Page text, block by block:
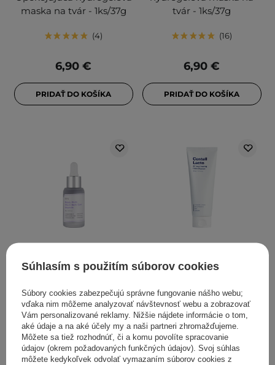
maska na tvár - 1ks/37g
4
6,90 €
PRIDAŤ DO KOŠÍKA
tvár - 1ks/37g
16
6,90 €
PRIDAŤ DO KOŠÍKA
Podo Vita C Dark Spot
sérum na tvár - 30 ml
25,37 €
Lacto AC less Clearing
na čistenie pleti - 150ml
13,90 €
Súhlasím s použitím súborov cookies
Súbory cookies zabezpečujú správne fungovanie nášho webu;
vďaka nim môžeme analyzovať návštevnosť webu a zobrazovať
Vám personalizované reklamy. Nižšie nájdete informácie o tom,
aké údaje a na aké účely my a naši partneri zhromažďujeme.
Môžete sa tiež rozhodnúť, či a komu povolíte spracovanie
údajov (okrem požadovaných funkčných údajov). Svoj súhlas
môžete kedykoľvek odvolať vymazaním súborov cookies z